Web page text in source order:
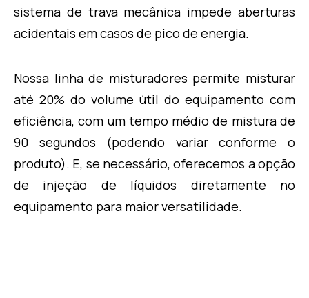
sistema de trava mecânica impede aberturas
acidentais em casos de pico de energia.
Nossa linha de misturadores permite misturar
até 20% do volume útil do equipamento com
eficiência, com um tempo médio de mistura de
90 segundos (podendo variar conforme o
produto). E, se necessário, oferecemos a opção
de injeção de líquidos diretamente no
equipamento para maior versatilidade.